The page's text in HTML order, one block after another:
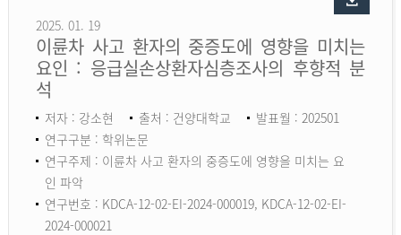
2025. 01. 19
이륜차 사고 환자의 중증도에 영향을 미치는
요인 : 응급실손상환자심층조사의 후향적 분
석
저자 : 강소현 출처 : 건양대학교
발표월 : 202501
연구구분 : 학위논문
연구주제 : 이륜차 사고 환자의 중증도에 영향을 미치는 요
인 파악
연구번호 : KDCA-12-02-EI-2024-000019, KDCA-12-02-EI-
2024-000021